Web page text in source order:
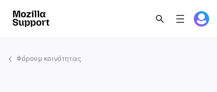
Φόρουμ κοινότητας